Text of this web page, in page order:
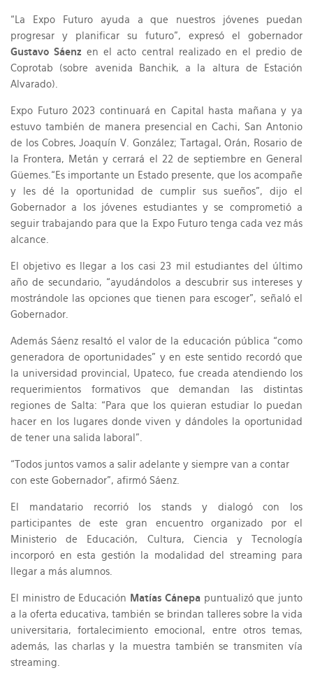
“La Expo Futuro ayuda a que nuestros jóvenes puedan
progresar y planificar su futuro”, expresó el gobernador
Gustavo Sáenz en el acto central realizado en el predio de
Coprotab (sobre avenida Banchik, a la altura de Estación
Alvarado).
Expo Futuro 2023 continuará en Capital hasta mañana y ya
estuvo también de manera presencial en Cachi, San Antonio
de los Cobres, Joaquín V. González; Tartagal, Orán, Rosario de
la Frontera, Metán y cerrará el 22 de septiembre en General
Güemes.“Es importante un Estado presente, que los acompañe
y les dé la oportunidad de cumplir sus sueños”, dijo el
Gobernador a los jóvenes estudiantes y se comprometió a
seguir trabajando para que la Expo Futuro tenga cada vez más
alcance.
El objetivo es llegar a los casi 23 mil estudiantes del último
año de secundario, “ayudándolos a descubrir sus intereses y
mostrándole las opciones que tienen para escoger”, señaló el
Gobernador.
Además Sáenz resaltó el valor de la educación pública “como
generadora de oportunidades” y en este sentido recordó que
la universidad provincial, Upateco, fue creada atendiendo los
requerimientos formativos que demandan las distintas
regiones de Salta: “Para que los quieran estudiar lo puedan
hacer en los lugares donde viven y dándoles la oportunidad
de tener una salida laboral”.
“Todos juntos vamos a salir adelante y siempre van a contar
con este Gobernador”, afirmó Sáenz.
El mandatario recorrió los stands y dialogó con los
participantes de este gran encuentro organizado por el
Ministerio de Educación, Cultura, Ciencia y Tecnología
incorporó en esta gestión la modalidad del streaming para
llegar a más alumnos.
El ministro de Educación Matías Cánepapuntualizó que junto
a la oferta educativa, también se brindan talleres sobre la vida
universitaria, fortalecimiento emocional, entre otros temas,
además, las charlas y la muestra también se transmiten vía
streaming.